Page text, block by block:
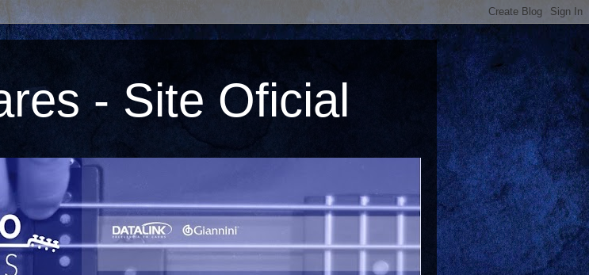
- Site Oficial